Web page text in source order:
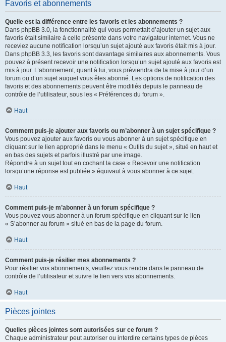
Favoris et abonnements
Quelle est la différence entre les favoris et les abonnements ?
Dans phpBB 3.0, la fonctionnalité qui vous permettait d’ajouter un sujet aux
favoris était similaire à celle présente dans votre navigateur internet. Vous ne
receviez aucune notification lorsqu’un sujet ajouté aux favoris était mis à jour.
Dans phpBB 3.3, les favoris sont davantage similaires aux abonnements. Vous
pouvez à présent recevoir une notification lorsqu’un sujet ajouté aux favoris est
mis à jour. L’abonnement, quant à lui, vous préviendra de la mise à jour d’un
forum ou d’un sujet auquel vous êtes abonné. Les options de notification des
favoris et des abonnements peuvent être modifiés depuis le panneau de
contrôle de l’utilisateur, sous les « Préférences du forum ».
Haut
Comment puis-je ajouter aux favoris ou m’abonner à un sujet spécifique ?
Vous pouvez ajouter aux favoris ou vous abonner à un sujet spécifique en
cliquant sur le lien approprié dans le menu « Outils du sujet », situé en haut et
en bas des sujets et parfois illustré par une image.
Répondre à un sujet tout en cochant la case « Recevoir une notification
lorsqu’une réponse est publiée » équivaut à vous abonner à ce sujet.
Haut
Comment puis-je m’abonner à un forum spécifique ?
Vous pouvez vous abonner à un forum spécifique en cliquant sur le lien
« S’abonner au forum » situé en bas de la page du forum.
Haut
Comment puis-je résilier mes abonnements ?
Pour résilier vos abonnements, veuillez vous rendre dans le panneau de
contrôle de l’utilisateur et suivre le lien vers vos abonnements.
Haut
Pièces jointes
Quelles pièces jointes sont autorisées sur ce forum ?
Chaque administrateur peut autoriser ou interdire certains types de pièces